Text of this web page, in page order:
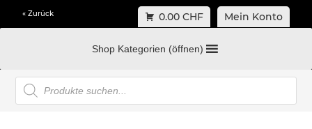
« Zurück 0.00 CHF Mein Konto
Shop Kategorien (öffnen)
Products
search